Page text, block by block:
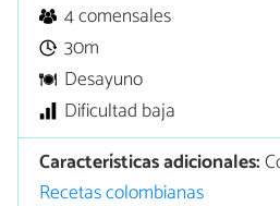
4 comensales
30m
Desayuno
Dificultad baja
Características adicionales:
Recetas colombianas